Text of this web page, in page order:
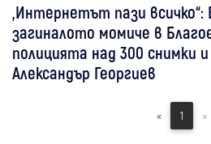
„Интернетът пази
загиналото момиче в
полицията над 300 снимки
Александър Георгиев
« 1 »